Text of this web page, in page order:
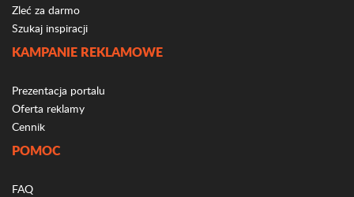
Zleć za darmo
Szukaj inspiracji
KAMPANIE REKLAMOWE
Prezentacja portalu
Oferta reklamy
Cennik
POMOC
FAQ